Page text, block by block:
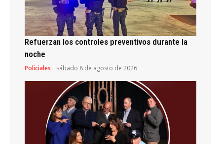
Refuerzan los controles preventivos durante la
noche
Policiales sábado 8 de agosto de 2026